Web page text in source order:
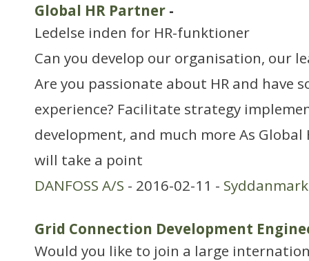
Global HR Partner -
Ledelse inden for HR-funktioner
Can you develop our organisation, our
Are you passionate about HR and have
experience? Facilitate strategy
development, and much more As
will take a point
DANFOSS A/S - 2016-02-11 - Syddanmark
Grid Connection Development
Would you like to join a large